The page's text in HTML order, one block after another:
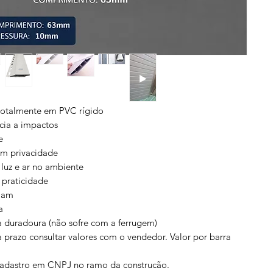
em PVC rígido
a impactos
privacidade
e ar no ambiente
praticidade
duradoura (não sofre com a ferrugem)
prazo consultar valores com o vendedor. Valor por barra
em CNPJ no ramo da construção.